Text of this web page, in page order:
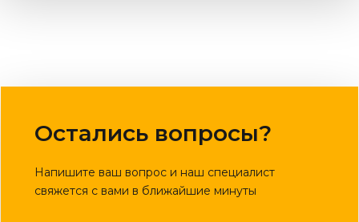
Остались вопросы?
Напишите ваш вопрос и наш специалист
свяжется с вами в ближайшие минуты